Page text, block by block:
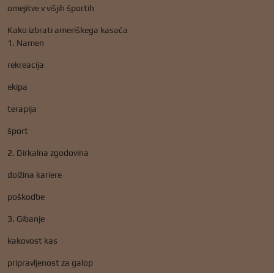
omejitve v višjih športih
Kako izbrati ameriškega kasača
1. Namen
rekreacija
ekipa
terapija
šport
2. Dirkalna zgodovina
dolžina kariere
poškodbe
3. Gibanje
kakovost kas
pripravljenost za galop